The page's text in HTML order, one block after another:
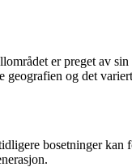
er preget av
og det
bosetninger